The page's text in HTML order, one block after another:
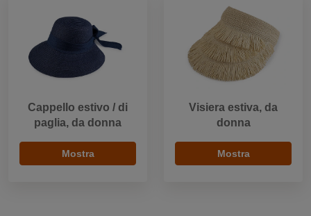
Cappello estivo / di
paglia, da donna
Mostra
Visiera estiva, da
donna
Mostra